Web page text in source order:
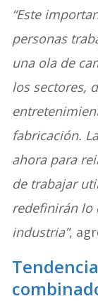
“Este
personas
una ola de
los sectores,
fabricación.
ahora para
de trabajar
redefinirán lo
industria”,